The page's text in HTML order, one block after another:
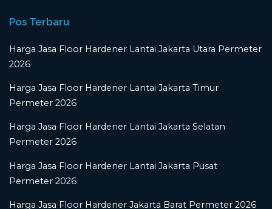
Pos Terbaru
Harga Jasa Floor Hardener Lantai Jakarta Utara Permeter
2026
Harga Jasa Floor Hardener Lantai Jakarta Timur
Permeter 2026
Harga Jasa Floor Hardener Lantai Jakarta Selatan
Permeter 2026
Harga Jasa Floor Hardener Lantai Jakarta Pusat
Permeter 2026
Harga Jasa Floor Hardener Jakarta Barat Permeter 2026